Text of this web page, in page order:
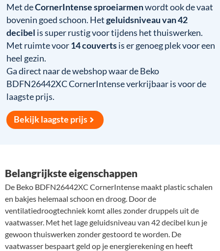
Met deCornerIntense sproeiarmenwordt ook de vaat
bovenin goed schoon. Hetgeluidsniveau van 42
decibel is super rustig voor tijdens het thuiswerken.
Met ruimte voor14 couvertsis er genoeg plek voor een
heel gezin.
Ga direct naar de webshop waar de Beko
BDFN26442XC CornerIntense verkrijbaar is voor de
laagste prijs.
Bekijk laagste prijs
Belangrijkste eigenschappen
De Beko BDFN26442XC CornerIntense maakt plastic schalen
en bakjes helemaal schoon en droog. Door de
ventilatiedroogtechniek komt alles zonder druppels uit de
vaatwasser. Met het lage geluidsniveau van 42 decibel kun je
gewoon thuiswerken zonder gestoord te worden. De
vaatwasser bespaart geld op je energierekening en heeft